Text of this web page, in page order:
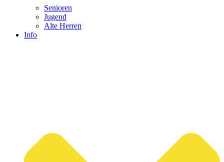
Senioren
Jugend
Alte Herren
Info